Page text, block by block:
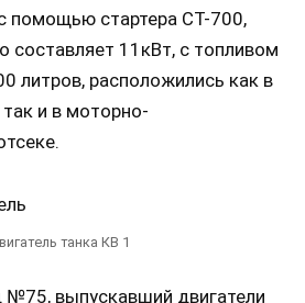
помощью стартера СТ-700,
составляет 11кВт, с топливом
литров, расположились как в
и в моторно-
танка КВ 1
№75, выпускавший двигатели